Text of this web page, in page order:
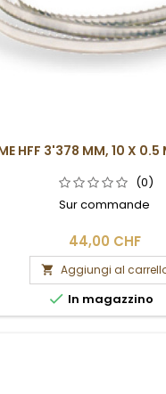
HFF 3'378 MM, 10 X 0.5
(0)
Sur commande
44,00 CHF
 Aggiungi al
 In magazzino